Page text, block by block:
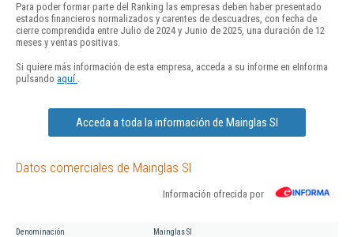
Para poder formar parte del Ranking las empresas deben haber presentado
estados financieros normalizados y carentes de descuadres, con fecha de
cierre comprendida entre Julio de 2024 y Junio de 2025, una duración de 12
meses y ventas positivas.
Si quiere más información de esta empresa, acceda a su informe en eInforma
pulsando aquí
Acceda a toda la información de Mainglas Sl
Datos comerciales de Mainglas Sl
Información ofrecida por
Denominación Mainglas Sl